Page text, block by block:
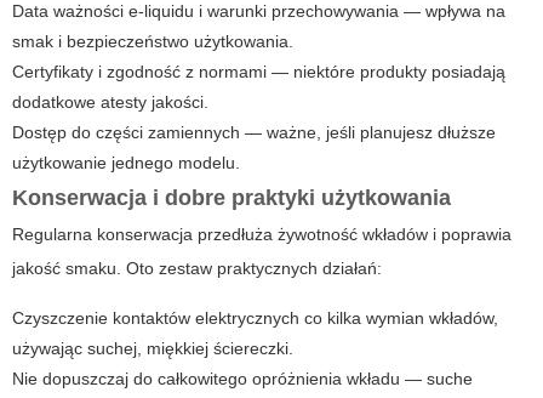
Data ważności e-liquidu i warunki przechowywania — wpływa na
smak i bezpieczeństwo użytkowania.
Certyfikaty i zgodność z normami — niektóre produkty posiadają
dodatkowe atesty jakości.
Dostęp do części zamiennych — ważne, jeśli planujesz dłuższe
użytkowanie jednego modelu.
Konserwacja i dobre praktyki użytkowania
Regularna konserwacja przedłuża żywotność wkładów i poprawia
jakość smaku. Oto zestaw praktycznych działań:
Czyszczenie kontaktów elektrycznych co kilka wymian wkładów,
używając suchej, miękkiej ściereczki.
Nie dopuszczaj do całkowitego opróżnienia wkładu — suche